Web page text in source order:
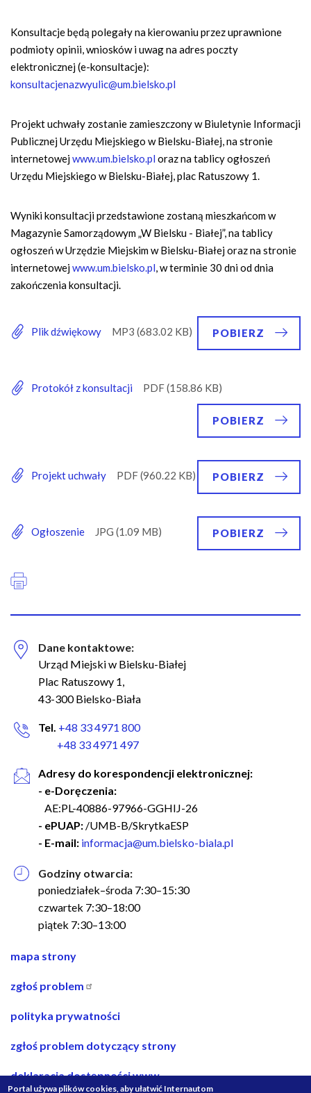
Konsultacje będą polegały na kierowaniu przez uprawnione
podmioty opinii, wniosków i uwag na adres poczty
elektronicznej (e-konsultacje):
konsultacjenazwyulic@um.bielsko.pl
Projekt uchwały zostanie zamieszczony w Biuletynie Informacji
Publicznej Urzędu Miejskiego w Bielsku-Białej, na stronie
internetowejwww.um.bielsko.pl oraz na tablicy ogłoszeń
Urzędu Miejskiego w Bielsku-Białej, plac Ratuszowy 1.
Wyniki konsultacji przedstawione zostaną mieszkańcom w
Magazynie Samorządowym „W Bielsku - Białej”, na tablicy
ogłoszeń w Urzędzie Miejskim w Bielsku-Białej oraz na stronie
internetowejwww.um.bielsko.pl, w terminie 30 dni od dnia
zakończenia konsultacji.
Plik dźwiękowy POBIERZ
Protokół z konsultacji
POBIERZ
Projekt uchwały POBIERZ
Ogłoszenie POBIERZ
Dane kontaktowe:
Urząd Miejski w Bielsku-Białej
Plac Ratuszowy 1,
43-300 Bielsko-Biała
Tel. +48 33 4971 800
+48 33 4971 497
Adresy do korespondencji elektronicznej:
- e-Doręczenia:
AE:PL-40886-97966-GGHIJ-26
- ePUAP: /UMB-B/SkrytkaESP
- E-mail: informacja@um.bielsko-biala.pl
Godziny otwarcia:
poniedziałek–środa 7:30–15:30
czwartek 7:30–18:00
piątek 7:30–13:00
nawigacja
stopce
mapa strony
zgłoś problem
polityka prywatności
zgłoś problem dotyczący strony
deklaracja dostępności www
Portal używa plików cookies, aby ułatwić Internautom